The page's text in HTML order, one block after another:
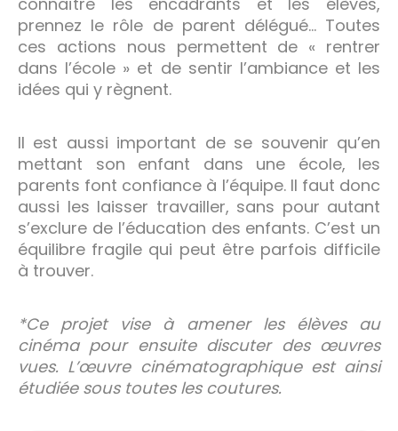
prennez le rôle de parent délégué… Toutes
ces actions nous permettent de « rentrer
dans l’école » et de sentir l’ambiance et les
idées qui y règnent.
Il est aussi important de se souvenir qu’en
mettant son enfant dans une école, les
parents font confiance à l’équipe. Il faut donc
aussi les laisser travailler, sans pour autant
s’exclure de l’éducation des enfants. C’est un
équilibre fragile qui peut être parfois difficile
à trouver.
*Ce projet vise à amener les élèves au
cinéma pour ensuite discuter des œuvres
vues. L’œuvre cinématographique est ainsi
étudiée sous toutes les coutures.